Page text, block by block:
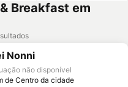
Breakfast em
aos favoritos
Nonni
não disponível
de Centro da cidade